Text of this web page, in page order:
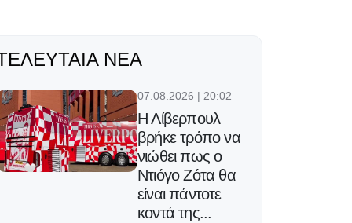
ΝΈΑ
07.08.2026 | 20:02
Η Λίβερπουλ
βρήκε τρόπο να
νιώθει πως ο
Ντιόγο Ζότα θα
είναι πάντοτε
κοντά της...